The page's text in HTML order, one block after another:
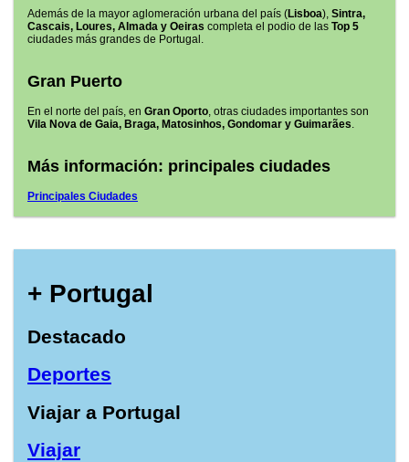
Además de la mayor aglomeración urbana del país (Lisboa), Sintra,
Cascais, Loures, Almada y Oeiras completa el podio de las Top 5
ciudades más grandes de Portugal.
Gran Puerto
En el norte del país, en Gran Oporto , otras ciudades importantes son
Vila Nova de Gaia, Braga, Matosinhos, Gondomar y Guimarães
Más información: principales ciudades
Principales Ciudades
+ Portugal
Destacado
Deportes
Viajar a Portugal
Viajar